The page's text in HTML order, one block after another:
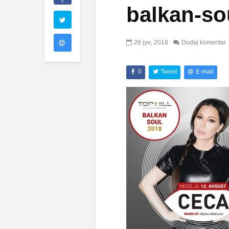
balkan-
26 јун, 2018 Dodaj komentar
0 Tweet E-mail